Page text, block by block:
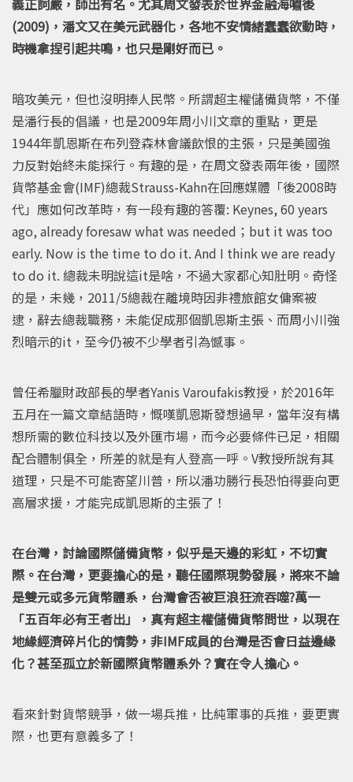
義正詞嚴，師出有名。尤其周文發表於世界金融海嘯後
(2009)，潘文又在美元武器化，各地不安情緒蠢蠢欲動時，
時機拿捏引起共鳴，也只是剛好而已。
暗攻美元，但也沒明捧人民幣。所謂超主權儲備貨幣，不僅
是潘行長的倡議，也是2009年周小川文章的重點，更是
1944年凱恩斯在布列登森林會議飲恨的主張，只是美國強
力反對始終未能採行。有趣的是，在周文發表兩年後，國際
貨幣基金會(IMF)總裁Strauss-Kahn在回應媒體「後2008時
代」應如何改革時，有一段有趣的答覆: Keynes, 60 years
ago, already foresaw what was needed；but it was too
early. Now is the time to do it. And I think we are ready
to do it. 總裁未明說這it是啥，不過大家都心知肚明。奇怪
的是，未幾，2011/5總裁在離境時因非禮旅館女傭案被
逮，辭去總裁職務，未能促成那個凱恩斯主張、而周小川強
烈暗示的it，至今仍被不少學者引為憾事。
曾任希臘財政部長的學者Yanis Varoufakis教授，於2016年
五月在一篇文章結語時，慨嘆凱恩斯發想過早，當年沒有構
想所需的數位科技以及外匯市場，而今必要條件已足，相關
配合體制俱全，所差的就是有人登高一呼。V教授所說有其
道理，只是不可能寄望川普，所以潘功勝行長恐怕得要向更
高層求援，才能完成凱恩斯的主張了！
在台灣，討論國際儲備貨幣，似乎是天邊的彩虹，不切實
際。在台灣，更要擔心的是，聽任國際現勢發展，將來不論
是雙元或多元貨幣體系，台灣會否被巨浪狂流吞噬?萬一
「五百年必有王者出」，真有超主權儲備貨幣問世，以現在
地緣經濟碎片化的情勢，非IMF成員的台灣是否會日益邊緣
化？甚至孤立於新國際貨幣體系外？實在令人擔心。
看來針對貨幣競爭，做一場兵推，比純軍事的兵推，要更實
際，也更有意義多了！